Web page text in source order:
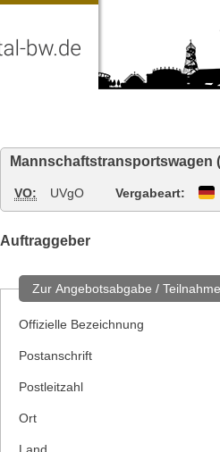
Mannschaftstransportswagen
VO: UVgO Vergabeart:
Auftraggeber
Zur Angebotsabgabe /
Offizielle Bezeichnung
Postanschrift
Postleitzahl
Ort